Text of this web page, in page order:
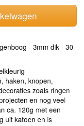
- 3mm dik - 30
haken, knopen,
zoals ringen
en nog veel
ca. 120g met een
uit katoen en is